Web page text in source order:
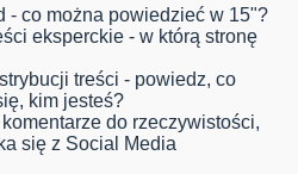
- co można powiedzieć w 15"?
eksperckie - w którą stronę
treści - powiedz, co
kim jesteś?
do rzeczywistości,
się z Social Media